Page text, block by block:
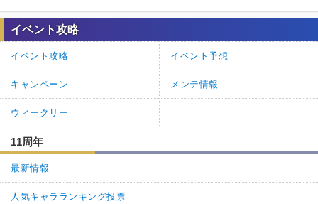
きなみ由希
乙女ゲーイラストレーター総動員ですね
返信 (0) 1
イベント攻略
イベント攻略 イベント予想
キャンペーン メンテ情報
ウィークリー
11周年
最新情報
人気キャラランキング投票